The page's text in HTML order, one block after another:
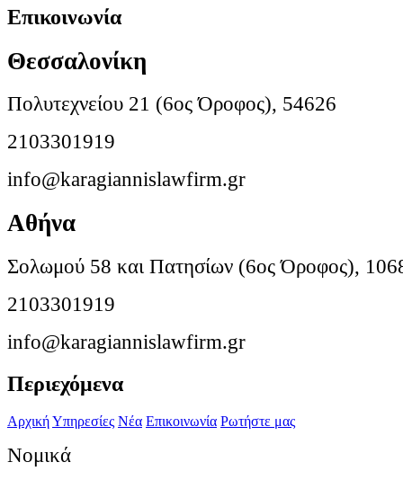
Επικοινωνία
Θεσσαλονίκη
Πολυτεχνείου 21 (6ος Όροφος), 54626
2103301919
info@karagiannislawfirm.gr
Αθήνα
Σολωμού 58 και Πατησίων (6ος Όροφος),
2103301919
info@karagiannislawfirm.gr
Περιεχόμενα
ΑρχικήΥπηρεσίες Νέα Επικοινωνία Ρωτήστε μας
Νομικά